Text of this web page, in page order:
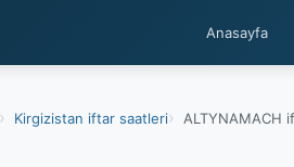
Anasayfa
Kirgizistan iftar saatleri ALTYNAMACH